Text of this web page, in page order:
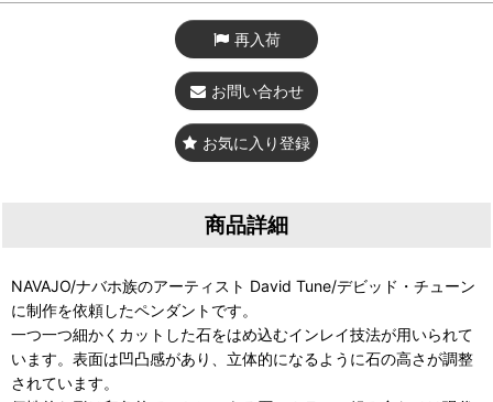
再入荷
お問い合わせ
お気に入り登録
商品詳細
NAVAJO/ナバホ族のアーティスト David Tune/デビッド・チューン
に制作を依頼したペンダントです。
一つ一つ細かくカットした石をはめ込むインレイ技法が用いられて
います。表面は凹凸感があり、立体的になるように石の高さが調整
されています。